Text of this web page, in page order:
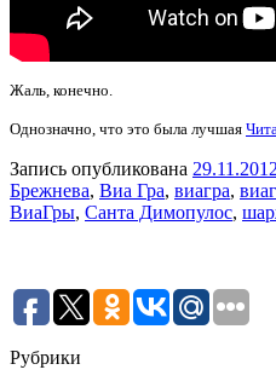
Жаль, конечно.
Однозначно, что это была лучшая
Запись опубликована 29.11.2012
Брежнева, Виа Гра, виагра,
ВиаГры, Санта Димопулос,
Рубрики